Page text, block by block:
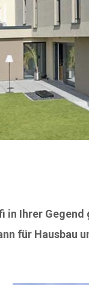
Ihrer
für Hausbau